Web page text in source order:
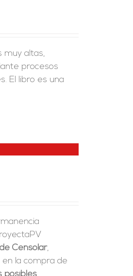
muy altas,
procesos
El libro es una
Censolar,
en la compra de